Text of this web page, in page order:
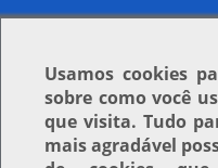
Usamos cookies
sobre como você
que visita. Tudo
mais agradável